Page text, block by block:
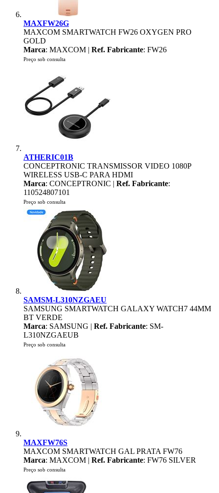
MAXFW26G
MAXCOM SMARTWATCH FW26 OXYGEN PRO
GOLD
Marca: MAXCOM | Ref. Fabricante: FW26
Preço sob consulta
ATHERIC01B
CONCEPTRONIC TRANSMISSOR VIDEO 1080P
WIRELESS USB-C PARA HDMI
Marca: CONCEPTRONIC | Ref. Fabricante:
110524807101
Preço sob consulta
SAMSM-L310NZGAEU
SAMSUNG SMARTWATCH GALAXY WATCH7 44MM
BT VERDE
Marca: SAMSUNG | Ref. Fabricante: SM-
L310NZGAEUB
Preço sob consulta
MAXFW76S
MAXCOM SMARTWATCH GAL PRATA FW76
Marca: MAXCOM | Ref. Fabricante: FW76 SILVER
Preço sob consulta